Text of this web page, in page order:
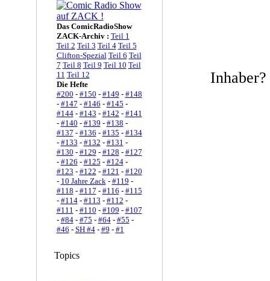
Das ComicRadioShow
ZACK-Archiv : Teil 1
Teil 2 Teil 3 Teil 4 Teil 5
Clifton-Spezial Teil 6 Teil
7 Teil 8 Teil 9 Teil 10 Teil
11 Teil 12
Die Hefte
#200 - #150 - #149 - #148
- #147 - #146 - #145 -
#144- #143 - #142 - #141
- #140 - #139 - #138 -
#137 - #136 - #135 - #134
- #133 - #132 - #131 -
#130 - #129 - #128 - #127
- #126 - #125 - #124-
#123 - #122 - #121 - #120
- 10 Jahre Zack- #119 -
#118 - #117 - #116 - #115
- #114- #113 - #112 -
#111 - #110 - #109 - #107
- #84- #75 - #64- #55 -
#46 - SH #4- #9 - #1
Topics
Inhaber?